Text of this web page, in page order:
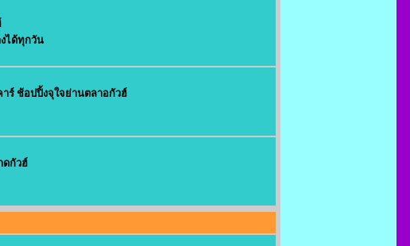
ได้ทุกวัน
ร์ ช้อปปิ้งจุใจย่านตลาอกัวฮ์
ดกัวฮ์